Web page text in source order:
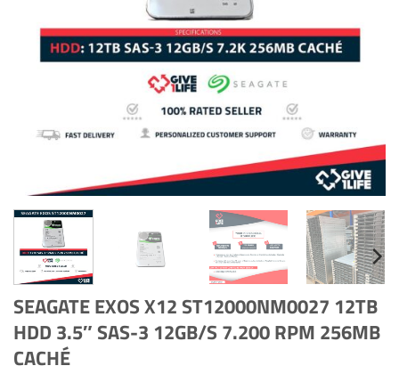
SEAGATE EXOS X12 ST12000NM0027 12TB
HDD 3.5″ SAS-3 12GB/S 7.200 RPM 256MB
CACHÉ